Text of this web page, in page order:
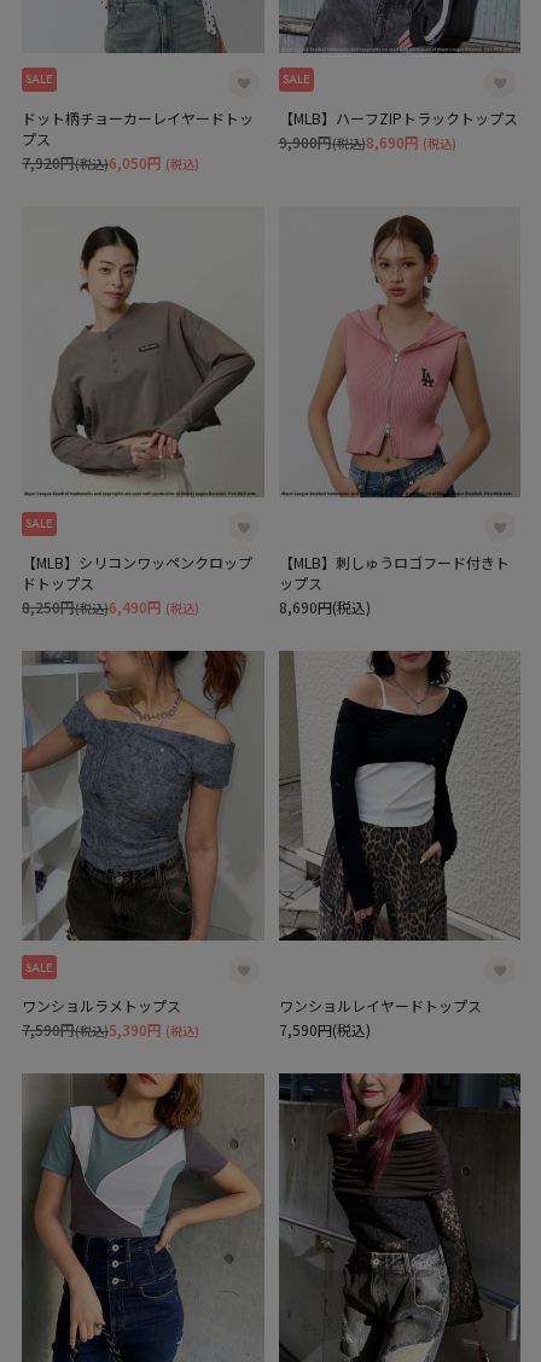
SALE
ドット柄チョーカーレイヤードトッ
プス
6,050円 (税込)
7,920円(税込)
SALE
【MLB】ハーフZIPトラックトップス
8,690円 (税込)
9,900円(税込)
SALE
【MLB】シリコンワッペンクロップ
ドトップス
6,490円 (税込)
8,250円(税込)
【MLB】刺しゅうロゴフード付きト
ップス
8,690円(税込)
SALE
ワンショルラメトップス
5,390円 (税込)
7,590円(税込)
ワンショルレイヤードトップス
7,590円(税込)